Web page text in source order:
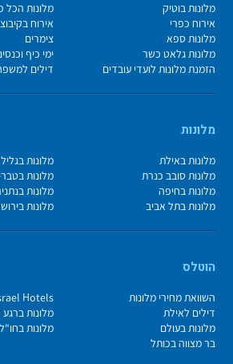
מלונות בוטיק
מלונות הכל
אירוח כפרי
אירוח
מלונות ספא
צימרים
מלונות גלאט כשר
ימי כיף
הזמנת מלונות לועדי עובדים
דילים
מלונות
מלונות באילת
מלונות בגליל
מלונות סובב כנרת
מלונות
מלונות בחיפה
מלונות
מלונות בתל אביב
מלונות
הוטלס
השוואת מחירי מלונות
Hotels
דילים לאילת
מלונות ברגע
מלונות בעולם
מלונות בחו"ל
בר מצווה בכותל